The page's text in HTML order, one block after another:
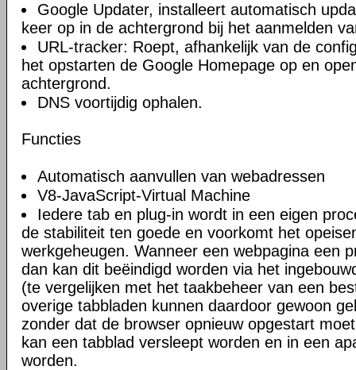
Google Updater, installeert automatisch
keer op in de achtergrond bij het aanmelden
URL-tracker: Roept, afhankelijk van de
het opstarten de Google Homepage op en
achtergrond.
DNS voortijdig ophalen.
Functies
Automatisch aanvullen van webadressen
V8-JavaScript-Virtual Machine
Iedere tab en plug-in wordt in een eigen
de stabiliteit ten goede en voorkomt het
werkgeheugen. Wanneer een webpagina een
dan kan dit beëindigd worden via het
(te vergelijken met het taakbeheer van een
overige tabbladen kunnen daardoor gewoon
zonder dat de browser opnieuw opgestart
kan een tabblad versleept worden en in een
worden.